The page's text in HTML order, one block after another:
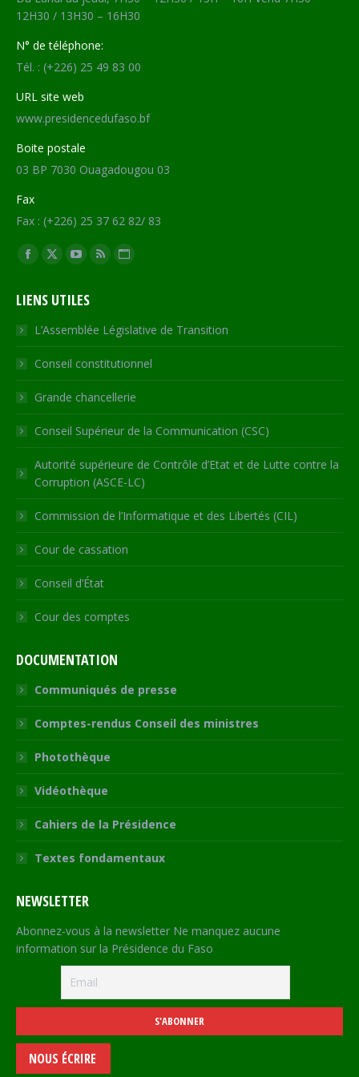
12H30 / 13H30 – 16H30
N° de téléphone:
Tél. : (+226) 25 49 83 00
URL site web
www.presidencedufaso.bf
Boite postale
03 BP 7030 Ouagadougou 03
Fax
Fax : (+226) 25 37 62 82/ 83
Trouvez nous sur :
Facebook
opens
in
new
window
X
opens
in
new
window
YouTube
opens
in
new
window
RSS
in
new
window
Site
opens
in
new
LIENS UTILES
L’Assemblée Législative de Transition
Conseil constitutionnel
Grande chancellerie
Conseil Supérieur de la Communication (CSC)
Autorité supérieure de Contrôle d’Etat et de Lutte contre la
Corruption (ASCE-LC)
Commission de l’Informatique et des Libertés (CIL)
Cour de cassation
Conseil d’État
Cour des comptes
DOCUMENTATION
Communiqués de presse
Comptes-rendus Conseil des ministres
Photothèque
Vidéothèque
Cahiers de la Présidence
Textes fondamentaux
NEWSLETTER
Abonnez-vous à la newsletter Ne manquez aucune
information sur la Présidence du Faso
NOUS ÉCRIRE